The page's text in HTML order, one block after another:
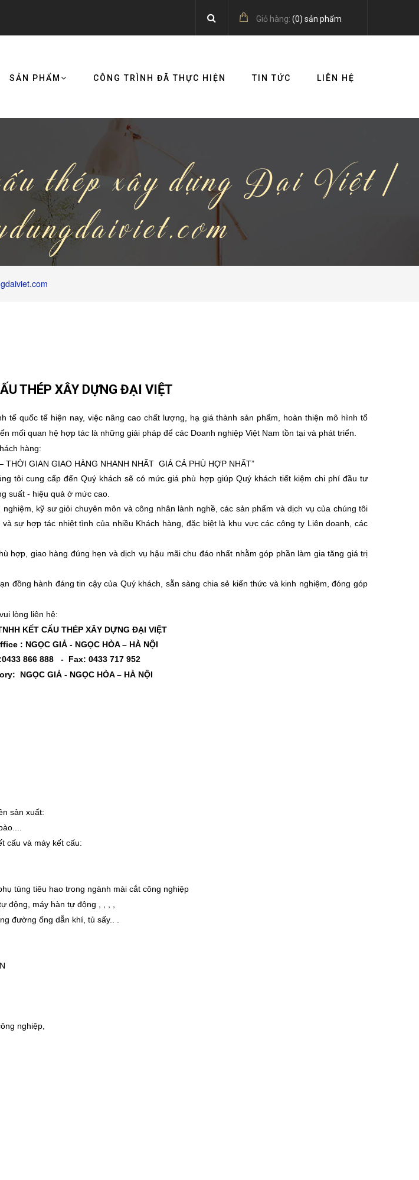
Giỏ hàng: (0) sản phẩm
SẢN PHẨM CÔNG TRÌNH ĐÃ THỰC HIỆN TIN TỨC LIÊN HỆ
thép xây dựng Đại Việt |
THÉP XÂY DỰNG ĐẠI VIỆT
tế quốc tế hiện nay, việc nâng cao chất lượng, hạ giá thành sản phẩm, hoàn thiện mô hình tổ
mối quan hệ hợp tác là những giải pháp để các Doanh nghiệp Việt Nam tồn tại và phát triển.
hàng:
THỜI GIAN GIAO HÀNG NHANH NHẤT GIÁ CẢ PHÙ HỢP NHẤT”
tôi cung cấp đến Quý khách sẽ có mức giá phù hợp giúp Quý khách tiết kiệm chi phí đầu tư
suất - hiệu quả ở mức cao.
kỹ sư giỏi chuyên môn và công nhân lành nghề, các sản phẩm và dịch vụ của chúng tôi
sự hợp tác nhiệt tình của nhiều Khách hàng, đặc biệt là khu vực các công ty Liên doanh, các
hợp, giao hàng đúng hẹn và dịch vụ hậu mãi chu đáo nhất nhằm góp phần làm gia tăng giá trị
đồng hành đáng tin cậy của Quý khách, sẵn sàng chia sẻ kiến thức và kinh nghiệm, đóng góp
lòng liên hệ:
KẾT CẤU THÉP XÂY DỰNG ĐẠI VIỆT
NGỌC GIẢ - NGỌC HÒA – HÀ NỘI
866 888 - Fax: 0433 717 952
GIẢ - NGỌC HÒA – HÀ NỘI
sản xuất:
cấu và máy kết cấu:
tùng tiêu hao trong ngành mài cắt công nghiệp
động, máy hàn tự động , , , ,
đường ống dẫn khí, tủ sấy.. .
nghiệp,